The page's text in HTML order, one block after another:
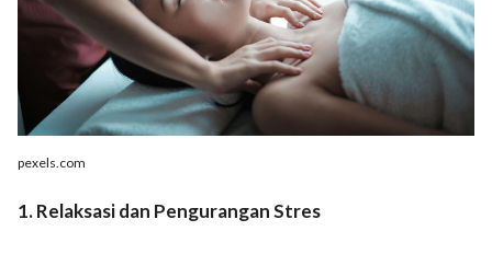
pexels.com
1. Relaksasi dan Pengurangan Stres